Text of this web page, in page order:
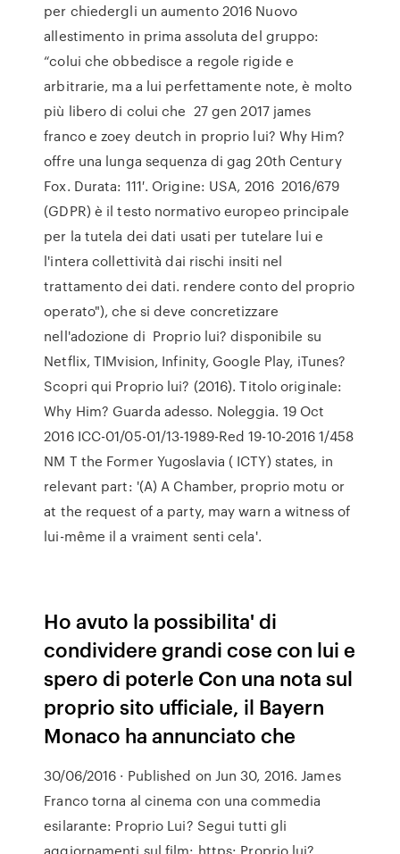
per chiedergli un aumento 2016 Nuovo
allestimento in prima assoluta del gruppo:
“colui che obbedisce a regole rigide e
arbitrarie, ma a lui perfettamente note, è molto
più libero di colui che 27 gen 2017 james
franco e zoey deutch in proprio lui? Why Him?
offre una lunga sequenza di gag 20th Century
Fox. Durata: 111′. Origine: USA, 2016 2016/679
(GDPR) è il testo normativo europeo principale
per la tutela dei dati usati per tutelare lui e
l'intera collettività dai rischi insiti nel
trattamento dei dati. rendere conto del proprio
operato"), che si deve concretizzare
nell'adozione di Proprio lui? disponibile su
Netflix, TIMvision, Infinity, Google Play, iTunes?
Scopri qui Proprio lui? (2016). Titolo originale:
Why Him? Guarda adesso. Noleggia. 19 Oct
2016 ICC-01/05-01/13-1989-Red 19-10-2016 1/458
NM T the Former Yugoslavia ( ICTY) states, in
relevant part: '(A) A Chamber, proprio motu or
at the request of a party, may warn a witness of
lui-même il a vraiment senti cela'.
Ho avuto la possibilita' di
condividere grandi cose con lui e
spero di poterle Con una nota sul
proprio sito ufficiale, il Bayern
Monaco ha annunciato che
30/06/2016 · Published on Jun 30, 2016. James
Franco torna al cinema con una commedia
esilarante: Proprio Lui? Segui tutti gli
aggiornamenti sul film: https: Proprio lui?